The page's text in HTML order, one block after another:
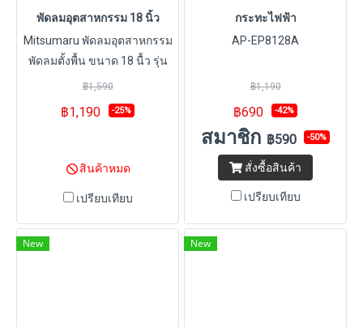
พัดลมอุตสาหกรรม 18 นิ้ว
Mitsumaru พัดลมอุตสาหกรรม
พัดลมตั้งพื้น ขนาด 18 นื้ว รุ่น
SF18G / รับประกัน 2 ปี พร้อมมี
฿1,590
฿1,190 -25%
สินค้าหมด
เปรียบเทียบ
กระทะไฟฟ้า
AP-EP8128A
฿1,190
฿690 -42%
สมาชิก ฿590 -50%
สั่งซื้อสินค้า
เปรียบเทียบ
New New